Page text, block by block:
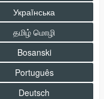
Украïнська
தமிழ் மொழி
Bosanski
Português
Deutsch